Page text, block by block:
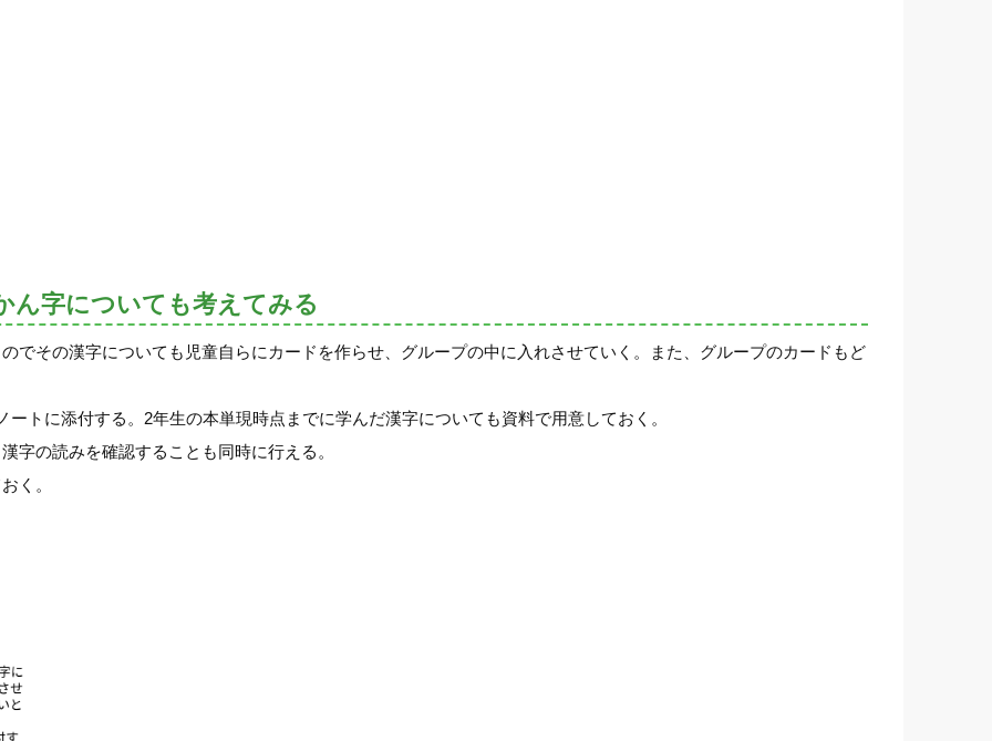
ん字についても考えてみる
でその漢字についても児童自らにカードを作らせ、グループの中に入れさせていく。また、グループのカードもど
トに添付する。2年生の本単現時点までに学んだ漢字についても資料で用意しておく。
字の読みを確認することも同時に行える。
く。